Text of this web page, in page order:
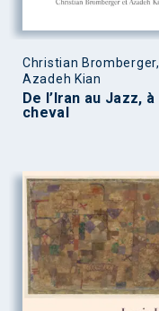
Christian Bromberger,
Azadeh Kian
De l’Iran au Jazz, à
cheval